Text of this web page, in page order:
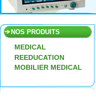
NOS PRODUITS
MEDICAL
REEDUCATION
MOBILIER MEDICAL